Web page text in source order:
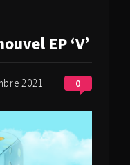
EP ‘V’
2021 0